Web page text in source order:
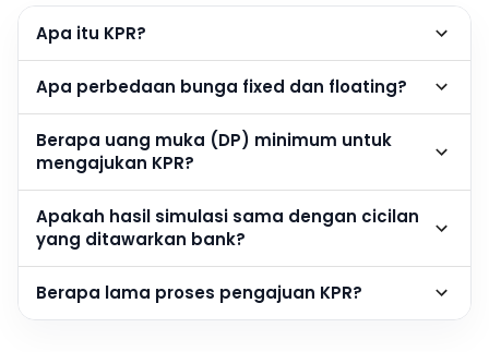
Apa itu KPR?
Apa perbedaan bunga fixed dan floating?
Berapa uang muka (DP) minimum untuk
mengajukan KPR?
Apakah hasil simulasi sama dengan cicilan
yang ditawarkan bank?
Berapa lama proses pengajuan KPR?